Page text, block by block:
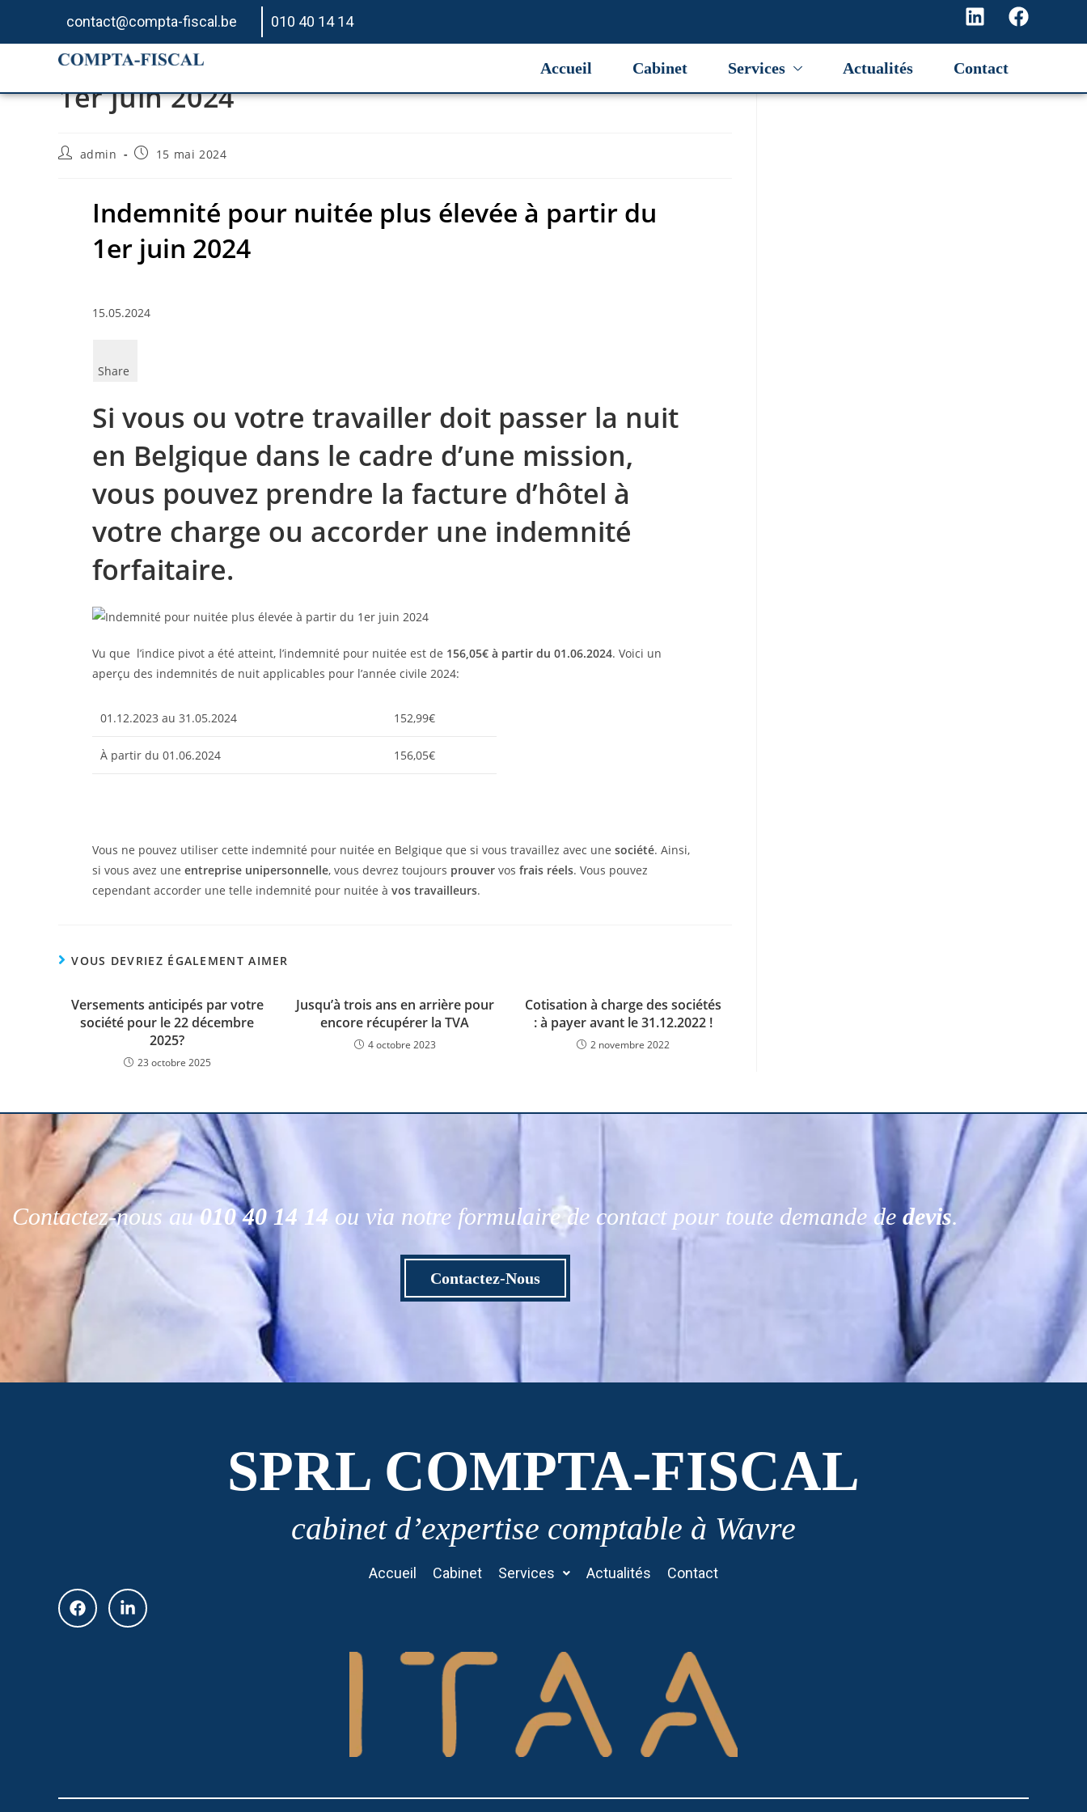
contact@compta-fiscal.be 010 40 14 14
Accueil Cabinet Services Actualités Contact
Indemnité pour nuitée plus élevée à partir du
1er juin 2024
admin 15 mai 2024
Indemnité pour nuitée plus élevée à partir du
1er juin 2024
15.05.2024
Share
Si vous ou votre travailler doit passer la nuit
en Belgique dans le cadre d’une mission,
vous pouvez prendre la facture d’hôtel à
votre charge ou accorder une indemnité
forfaitaire.
Vu que l’indice pivot a été atteint, l’indemnité pour nuitée est de 156,05€ à partir du 01.06.2024. Voici un
aperçu des indemnités de nuit applicables pour l’année civile 2024:
01.12.2023 au 31.05.2024 152,99€
À partir du 01.06.2024 156,05€
Vous ne pouvez utiliser cette indemnité pour nuitée en Belgique que si vous travaillez avec une société. Ainsi,
si vous avez une entreprise unipersonnelle, vous devrez toujours prouvervos frais réels. Vous pouvez
cependant accorder une telle indemnité pour nuitée à vos travailleurs.
VOUS DEVRIEZ ÉGALEMENT AIMER
Versements anticipés par votre
société pour le 22 décembre
2025?
23 octobre 2025
Jusqu’à trois ans en arrière pour
encore récupérer la TVA
4 octobre 2023
Cotisation à charge des sociétés
: à payer avant le 31.12.2022 !
2 novembre 2022
Contactez-nous au 010 40 14 14 ou via notre formulaire de contact pour toute demande de devis.
Contactez-Nous
SPRL COMPTA-FISCAL
cabinet d’expertise comptable à Wavre
Accueil Cabinet Services Actualités Contact